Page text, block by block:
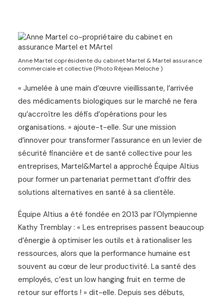
Anne Martel coprésidente du cabinet Martel & Martel assurance
commerciale et collective (Photo Réjean Meloche )
« Jumelée à une main d’œuvre vieillissante, l’arrivée
des médicaments biologiques sur le marché ne fera
qu’accroître les défis d’opérations pour les
organisations. » ajoute-t-elle. Sur une mission
d’innover pour transformer l’assurance en un levier de
sécurité financière et de santé collective pour les
entreprises, Martel&Martel a approché Équipe Altius
pour former un partenariat permettant d’offrir des
solutions alternatives en santé à sa clientèle.
Équipe Altius a été fondée en 2013 par l’Olympienne
Kathy Tremblay : « Les entreprises passent beaucoup
d’énergie à optimiser les outils et à rationaliser les
ressources, alors que la performance humaine est
souvent au cœur de leur productivité. La santé des
employés, c’est un low hanging fruit en terme de
retour sur efforts ! » dit-elle. Depuis ses débuts,